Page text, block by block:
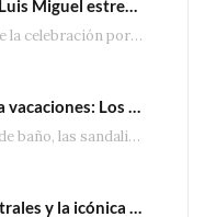
Coca-Cola y Luis Miguel estrenan el comercial que celebra 100 años de historia junto a México
Como parte de la celebración por sus primeros 100 años enMéxico, Coca-Cola presenta hoy el…
Skincare para vacaciones: Los do’s and dont’s para cuidar tu piel
Entre el traje de baño, las sandalias, los lentes de sol y los looks que…
Amuletos astrales y la icónica colección Zodiaque de Van Cleef & Arpels